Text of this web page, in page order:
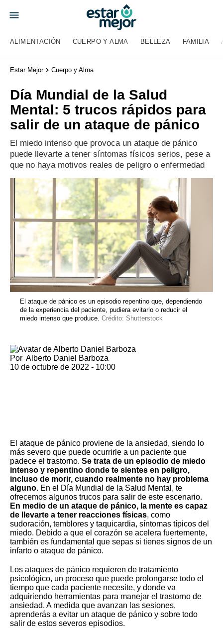
ALIMENTACIÓN CUERPO Y ALMA BELLEZA FAMILIA
Estar Mejor Cuerpo y Alma
Día Mundial de la Salud
Mental: 5 trucos rápidos para
salir de un ataque de pánico
El miedo intenso que provoca un ataque de pánico
puede llevarte a tener síntomas físicos serios, pese a
que no haya motivos reales de peligro o enfermedad
El ataque de pánico es un episodio repentino que, dependiendo
de la experiencia del paciente, pudiera evitarlo o reducir el
miedo intenso que produce. Crédito: Shutterstock
Por Alberto Daniel Barboza
10 de octubre de 2022 - 10:00
El ataque de pánico proviene de la ansiedad, siendo lo
más severo que puede ocurrirle a un paciente que
padece el trastorno. Se trata de un episodio de miedo
intenso y repentino donde te sientes en peligro,
incluso de morir, cuando realmente no hay problema
alguno. En el Día Mundial de la Salud Mental, te
ofrecemos algunos trucos para salir de este escenario.
En medio de un ataque de pánico, la mente es capaz
de llevarte a tener reacciones físicas, como
sudoración, temblores y taquicardia, síntomas típicos del
miedo. Debido a que el corazón se acelera fuertemente,
también es fundamental que sepas si tienes signos de un
infarto o ataque de pánico.
Los ataques de pánico requieren de tratamiento
psicológico, un proceso que puede prolongarse todo el
tiempo que cada paciente necesite, y donde va
adquiriendo herramientas para manejar el trastorno de
ansiedad. A medida que avanzan las sesiones,
aprenderás a evitar un ataque de pánico y sobre todo
salir de estos severos episodios.